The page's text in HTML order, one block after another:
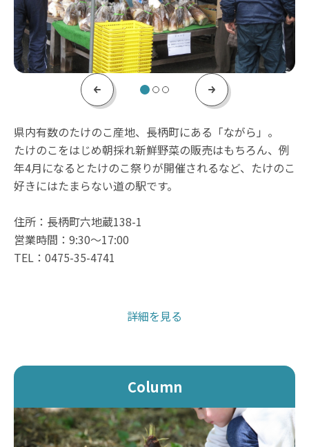
Previous Next
県内有数のたけのこ産地、長柄町にある「ながら」。
たけのこをはじめ朝採れ新鮮野菜の販売はもちろん、例
年4月になるとたけのこ祭りが開催されるなど、たけのこ
好きにはたまらない道の駅です。
住所：長柄町六地蔵138-1
営業時間：9:30～17:00
TEL：0475-35-4741
詳細を見る
Column